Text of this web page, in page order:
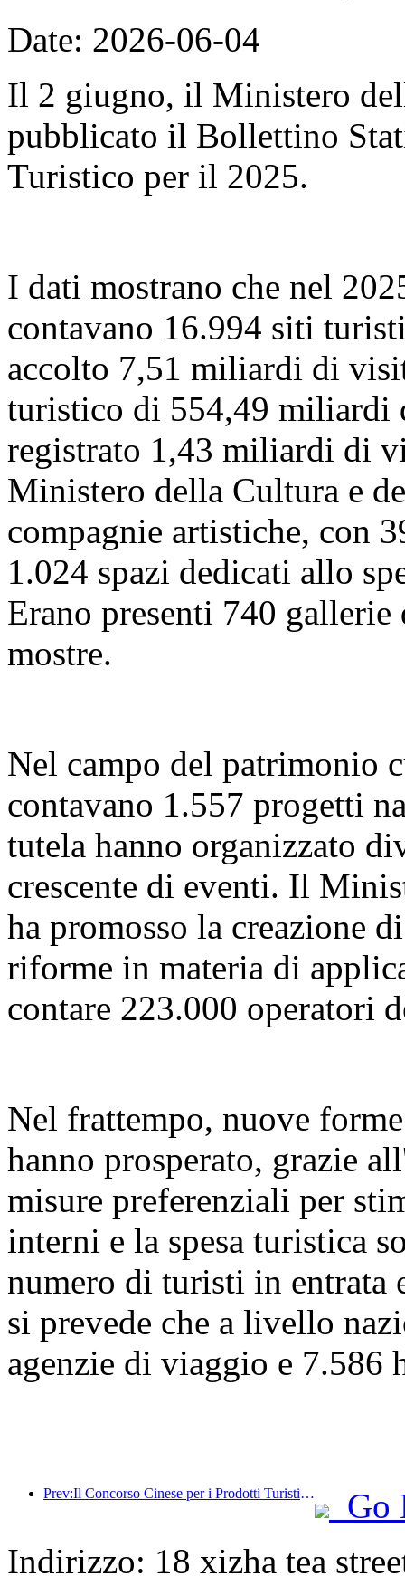
Date: 2026-06-04
Il 2 giugno, il Ministero
pubblicato il Bollettino
Turistico per il 2025.
I dati mostrano che nel
contavano 16.994 siti
accolto 7,51 miliardi di
turistico di 554,49 miliardi
registrato 1,43 miliardi di
Ministero della Cultura e
compagnie artistiche, con
1.024 spazi dedicati allo
Erano presenti 740
mostre.
Nel campo del patrimonio
contavano 1.557 progetti
tutela hanno organizzato
crescente di eventi. Il
ha promosso la creazione
riforme in materia di
contare 223.000 operatori
Nel frattempo, nuove
hanno prosperato, grazie
misure preferenziali per
interni e la spesa turistica
numero di turisti in entrata
si prevede che a livello
agenzie di viaggio e 7.586
Prev:Il Concorso Cinese per i Prodotti Turistici si è svolto con successo a Xiangtan, nello Hunan.
Go
Indirizzo: 18 xizha tea